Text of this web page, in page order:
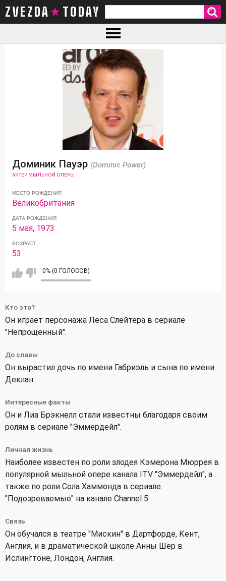
ZVEZDA TODAY
Доминик Пауэр (Dominic Power)
АКТЕР МЫЛЬНОЙ ОПЕРЫ
МЕСТО РОЖДЕНИЯ
Великобритания
ДАТА РОЖДЕНИЯ
5 мая, 1973
ВОЗРАСТ
53
0% (0 ГОЛОСОВ)
Кто это?
Он играет персонажа Леса Слейтера в сериале
"Непрощенный".
До славы
Он вырастил дочь по имени Габриэль и сына по имени
Деклан.
Интересные факты
Он и Лиа Брэкнелл стали известны благодаря своим
ролям в сериале "Эммердейл".
Личная жизнь
Наиболее известен по роли злодея Кэмерона Мюррея в
популярной мыльной опере канала ITV "Эммердейл", а
также по роли Сола Хаммонда в сериале
"Подозреваемые" на канале Channel 5.
Связь
Он обучался в театре "Мискин" в Дартфорде, Кент,
Англия, и в драматической школе Анны Шер в
Ислингтоне, Лондон, Англия.